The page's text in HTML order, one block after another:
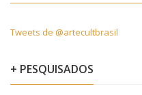
Tweets de @artecultbrasil
+ PESQUISADOS